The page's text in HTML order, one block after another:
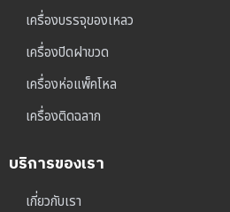
เครื่องบรรจุของเหลว
เครื่องปิดฝาขวด
เครื่องห่อแพ็คโหล
เครื่องติดฉลาก
บริการของเรา
เกี่ยวกับเรา